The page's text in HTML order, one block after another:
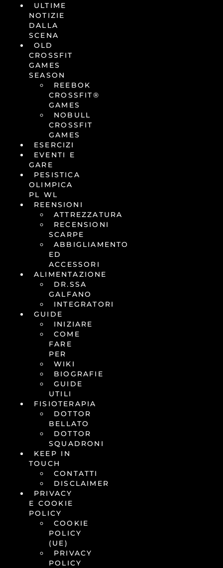
ULTIME
NOTIZIE
DALLA
SCENA
OLD
CROSSFIT
GAMES
SEASON
REEBOK
CROSSFIT®
GAMES
NOBULL
CROSSFIT
GAMES
ESERCIZI
EVENTI E
GARE
PESISTICA
OLIMPICA
PL WL
REENSIONI
ATTREZZATURA
RECENSIONI
SCARPE
ABBIGLIAMENTO
ED
ACCESSORI
ALIMENTAZIONE
DR.SSA
GALFANO
INTEGRATORI
GUIDE
INIZIARE
COME
FARE
PER
WIKI
BIOGRAFIE
GUIDE
UTILI
FISIOTERAPIA
DOTTOR
BELLATO
DOTTOR
SQUADRONI
KEEP IN
TOUCH
CONTATTI
DISCLAIMER
PRIVACY
E COOKIE
POLICY
COOKIE
POLICY
(UE)
PRIVACY
POLICY